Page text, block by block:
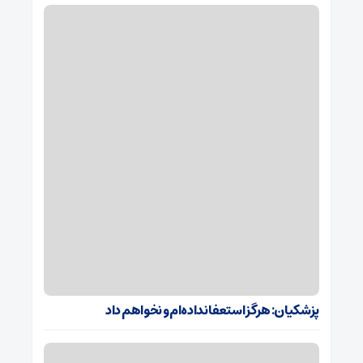
پزشکیان: هرگز استعفا نداده‌ام و نخواهم داد